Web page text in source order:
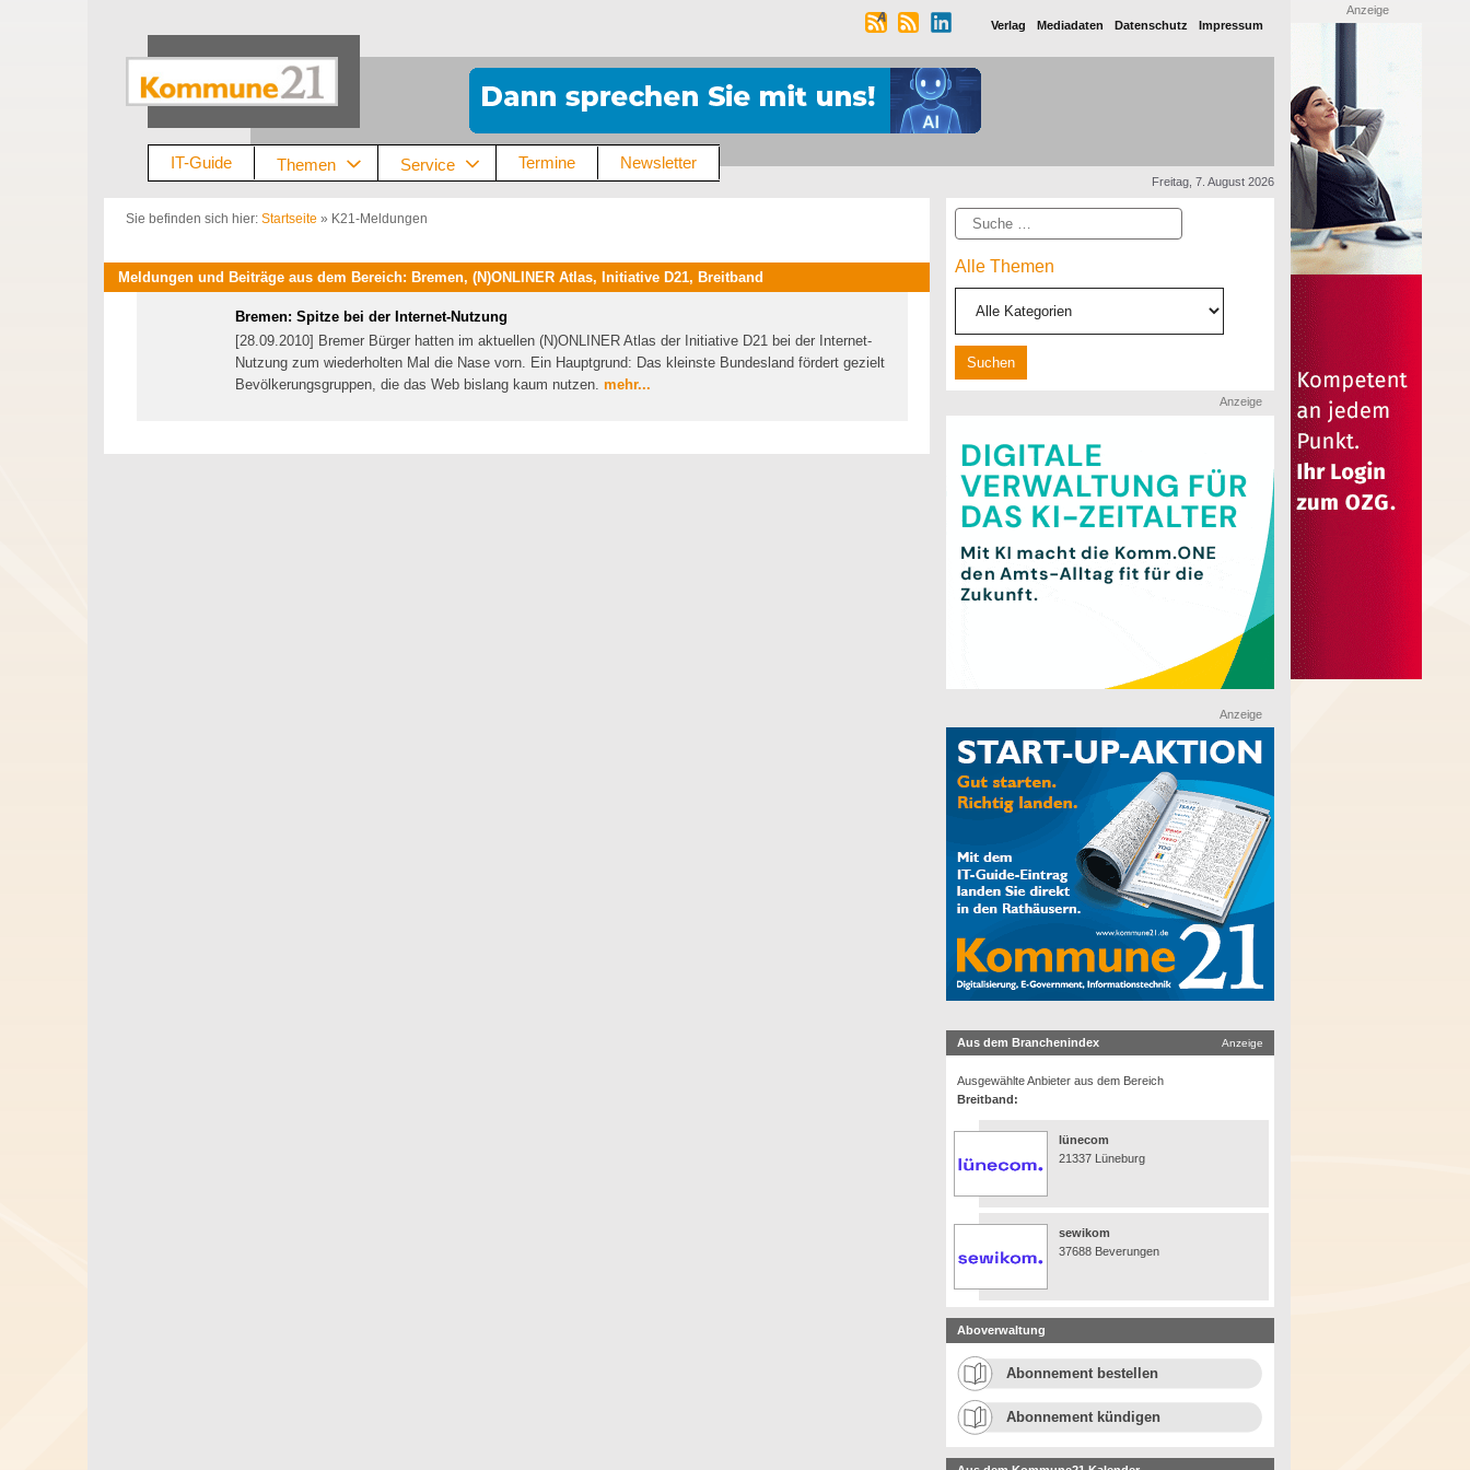
Verlag Mediadaten Datenschutz Impressum
IT-Guide Themen Service Termine Newsletter
Freitag, 7. August 2026
Sie befinden sich hier: Startseite » K21-Meldungen
Meldungen und Beiträge aus dem Bereich: Bremen, (N)ONLINER Atlas, Initiative D21, Breitband
Bremen: Spitze bei der Internet-Nutzung
[28.09.2010] Bremer Bürger hatten im aktuellen (N)ONLINER Atlas der Initiative D21 bei der Internet-
Nutzung zum wiederholten Mal die Nase vorn. Ein Hauptgrund: Das kleinste Bundesland fördert gezielt
Bevölkerungsgruppen, die das Web bislang kaum nutzen. mehr...
Suche
Alle Themen
Anzeige
Anzeige
Aus dem Branchenindex Anzeige
Ausgewählte Anbieter aus dem Bereich
Breitband:
lünecom
21337 Lüneburg
sewikom
37688 Beverungen
Aboverwaltung
Abonnement bestellen
Abonnement kündigen
Anzeige